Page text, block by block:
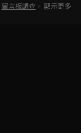
留言板調查 ， 顯示更多